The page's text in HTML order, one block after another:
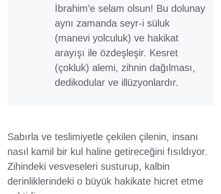
İbrahim’e selam olsun! Bu dolunay
aynı zamanda seyr-i süluk
(manevi yolculuk) ve hakikat
arayışı ile özdeşleşir. Kesret
(çokluk) alemi, zihnin dağılması,
dedikodular ve illüzyonlardır.
Sabırla ve teslimiyetle çekilen çilenin, insanı
nasıl kamil bir kul haline getireceğini fısıldıyor.
Zihindeki vesveseleri susturup, kalbin
derinliklerindeki o büyük hakikate hicret etme